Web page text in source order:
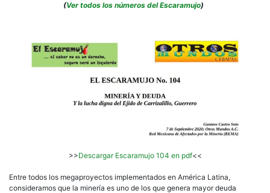
(Ver todos los números del Escaramujo)
>>Descargar Escaramujo 104 en pdf<<
Entre todos los megaproyectos implementados en América Latina,
consideramos que la minería es uno de los que genera mayor deuda